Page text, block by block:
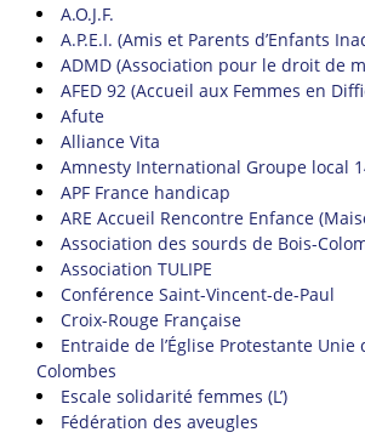
A.O.J.F.
A.P.E.I. (Amis et Parents d’Enfants
ADMD (Association pour le droit de
AFED 92 (Accueil aux Femmes en
Afute
Alliance Vita
Amnesty International Groupe local
APF France handicap
ARE Accueil Rencontre Enfance
Association des sourds de Bois-
Association TULIPE
Conférence Saint-Vincent-de-Paul
Croix-Rouge Française
Entraide de l’Église Protestante Unie
Colombes
Escale solidarité femmes (L’)
Fédération des aveugles